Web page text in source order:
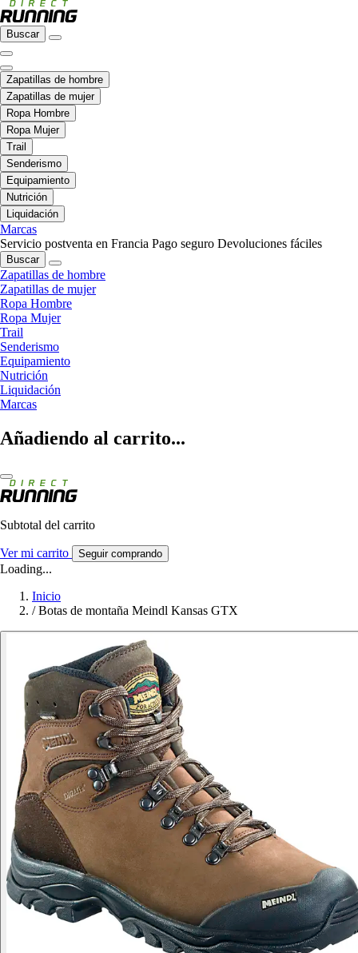
Buscar
Zapatillas de hombre
Zapatillas de mujer
Ropa Hombre
Ropa Mujer
Trail
Senderismo
Equipamiento
Nutrición
Liquidación
Marcas
Servicio postventa en Francia Pago seguro Devoluciones fáciles
Buscar
Zapatillas de hombre
Zapatillas de mujer
Ropa Hombre
Ropa Mujer
Trail
Senderismo
Equipamiento
Nutrición
Liquidación
Marcas
Añadiendo al carrito...
Subtotal del carrito
Ver mi carrito Seguir comprando
Loading...
Inicio
/ Botas de montaña Meindl Kansas GTX